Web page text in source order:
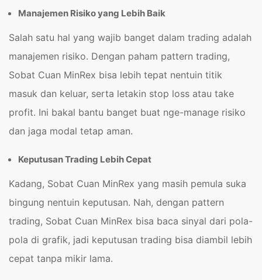
Manajemen Risiko yang Lebih Baik
Salah satu hal yang wajib banget dalam trading adalah
manajemen risiko. Dengan paham pattern trading,
Sobat Cuan MinRex bisa lebih tepat nentuin titik
masuk dan keluar, serta letakin stop loss atau take
profit. Ini bakal bantu banget buat nge-manage risiko
dan jaga modal tetap aman.
Keputusan Trading Lebih Cepat
Kadang, Sobat Cuan MinRex yang masih pemula suka
bingung nentuin keputusan. Nah, dengan pattern
trading, Sobat Cuan MinRex bisa baca sinyal dari pola-
pola di grafik, jadi keputusan trading bisa diambil lebih
cepat tanpa mikir lama.